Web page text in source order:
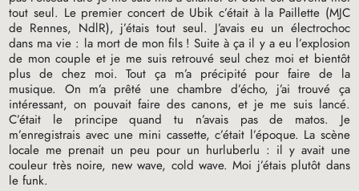
tout seul. Le premier concert de Ubik c’était à la Paillette (MJC
de Rennes, NdlR), j’étais tout seul. J’avais eu un électrochoc
dans ma vie : la mort de mon fils ! Suite à ça il y a eu l’explosion
de mon couple et je me suis retrouvé seul chez moi et bientôt
plus de chez moi. Tout ça m’a précipité pour faire de la
musique. On m’a prêté une chambre d’écho, j’ai trouvé ça
intéressant, on pouvait faire des canons, et je me suis lancé.
C’était le principe quand tu n’avais pas de matos. Je
m’enregistrais avec une mini cassette, c’était l’époque. La scène
locale me prenait un peu pour un hurluberlu : il y avait une
couleur très noire, new wave, cold wave. Moi j’étais plutôt dans
le funk.